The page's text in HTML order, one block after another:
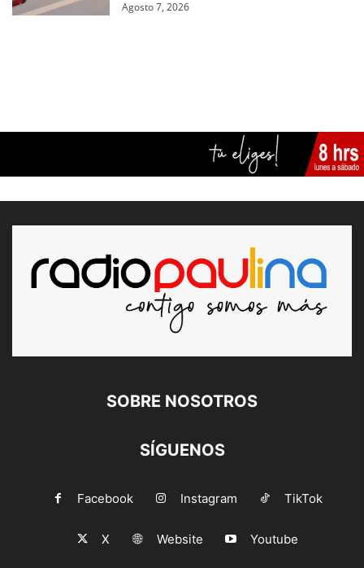
Agosto 7, 2026
SOBRE NOSOTROS
SÍGUENOS
Facebook Instagram TikTok
X Website Youtube